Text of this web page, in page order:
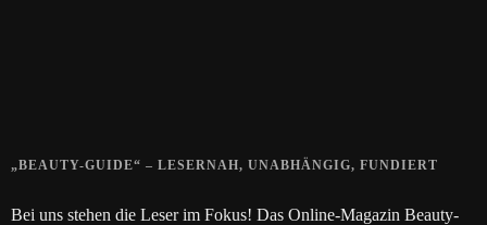
„BEAUTY-GUIDE“ – LESERNAH, UNABHÄNGIG, FUNDIERT
Bei uns stehen die Leser im Fokus! Das Online-Magazin Beauty-